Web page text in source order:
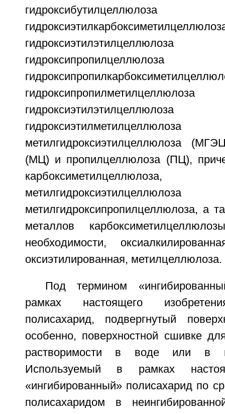
метилгидроксиэтилцеллюлоза
(МЦ) и пропилцеллюлоза (ПЦ),
карбоксиметилцеллюлоза,
метилгидроксипропилцеллюлоза, а
металлов
необходимости,
оксиэтилированная, метилцеллюлоза.
Под термином
рамках настоящего
полисахарид, подвергнутый
особенно, поверхностной сшивке
растворимости в воде или в
Используемый в рамках
«ингибированный» полисахарид по
полисахаридом в